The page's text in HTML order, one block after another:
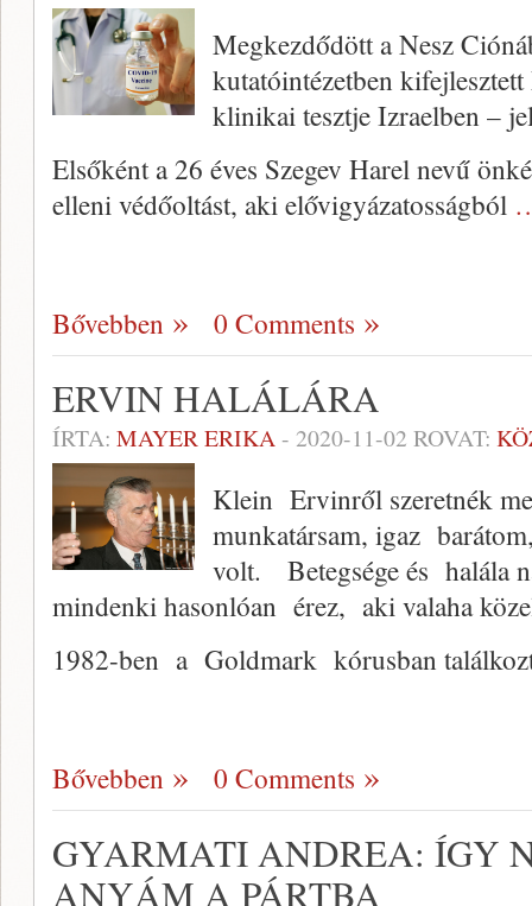
Megkezdődött a Nesz
kutatóintézetben
klinikai tesztje Izraelben –
Elsőként a 26 éves Szegev Harel nevű
elleni védőoltást, aki elővigyázatosságból
Bővebben 0 Comments
ERVIN HALÁLÁRA
ÍRTA: MAYER ERIKA- 2020-11-02 ROVAT:
Klein Ervinről szeretnék
munkatársam, igaz
volt. Betegsége és halála
mindenki hasonlóan érez, aki valaha
1982-ben a Goldmark kórusban
Bővebben 0 Comments
GYARMATI ANDREA: ÍGY
ANYÁM A PÁRTBA